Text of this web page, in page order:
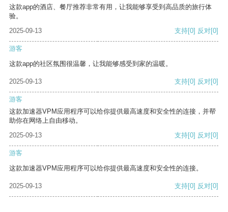
这款app的酒店、餐厅推荐非常有用，让我能够享受到高品质的旅行体
验。
2025-09-13
支持[0] 反对[0]
游客
这款app的社区氛围很温馨，让我能够感受到家的温暖。
2025-09-13 支持[0] 反对[0]
游客
这款加速器VPM应用程序可以给你提供最高速度和安全性的连接，并帮
助你在网络上自由移动。
2025-09-13
支持[0] 反对[0]
游客
这款加速器VPM应用程序可以给你提供最高速度和安全性的连接。
2025-09-13 支持[0] 反对[0]